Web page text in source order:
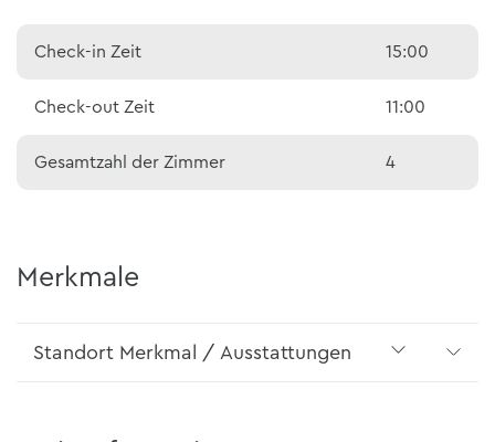
Check-in Zeit 15:00
Check-out Zeit 11:00
Gesamtzahl der Zimmer 4
Merkmale
Standort Merkmal / Ausstattungen